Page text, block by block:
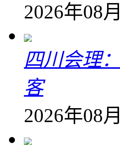
2026年08
四川会理
客
2026年08